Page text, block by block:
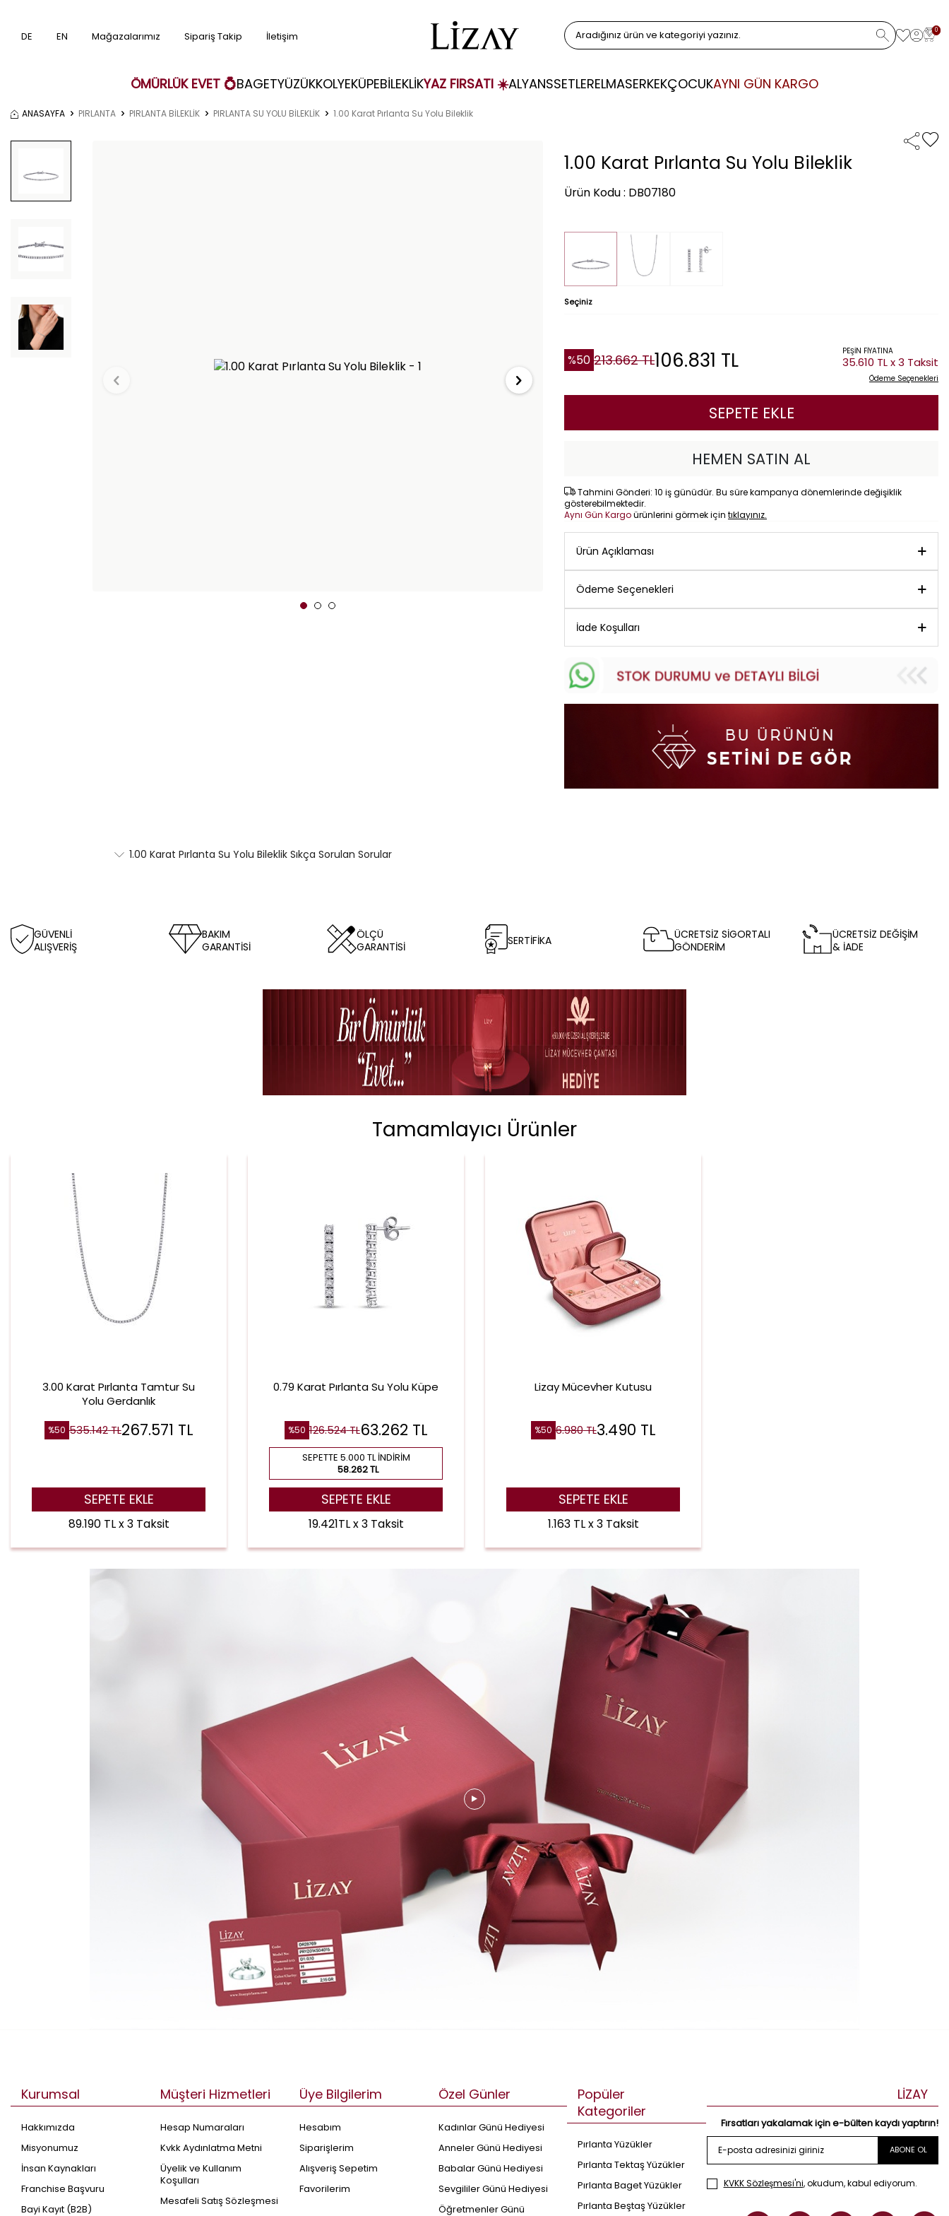
DE EN Mağazalarımız Sipariş Takip İletişim 0
ÖMÜRLÜK EVET 💍BAGETYÜZÜKKOLYEKÜPEBİLEKLİKYAZ FIRSATI ☀️ALYANSSETLERELMASERKEKÇOCUKAYNI GÜN KARGO
ANASAYFA PIRLANTA PIRLANTA BİLEKLİK PIRLANTA SU YOLU BİLEKLİK 1.00 Karat Pırlanta Su Yolu Bileklik
1.00 Karat Pırlanta Su Yolu Bileklik
Ürün Kodu : DB07180
Seçiniz
%50 213.662TL106.831 TL PEŞİN FİYATINA
35.610 TL x 3 Taksit
Ödeme Seçenekleri
SEPETE EKLE
HEMEN SATIN AL
Tahmini Gönderi: 10 iş günüdür. Bu süre kampanya dönemlerinde değişiklik
gösterebilmektedir.
Aynı Gün Kargoürünlerini görmek için tıklayınız.
Ürün Açıklaması
Ödeme Seçenekleri
İade Koşulları
1.00 Karat Pırlanta Su Yolu Bileklik Sıkça Sorulan Sorular
GÜVENLİ
ALIŞVERİŞ
BAKIM
GARANTİSİ
ÖLÇÜ
GARANTİSİ
SERTİFİKA
ÜCRETSİZ SİGORTALI
GÖNDERİM
ÜCRETSİZ DEĞİŞİM
& İADE
Tamamlayıcı Ürünler
3.00 Karat Pırlanta Tamtur Su
Yolu Gerdanlık
%50 535.142TL267.571 TL
SEPETE EKLE
89.190 TL x 3 Taksit
0.79 Karat Pırlanta Su Yolu Küpe
%50 126.524TL63.262 TL
SEPETTE 5.000 TL İNDIRIM
58.262 TL
SEPETE EKLE
19.421TL x 3 Taksit
Lizay Mücevher Kutusu
%50 6.980TL3.490 TL
SEPETE EKLE
1.163 TL x 3 Taksit
Kurumsal
Hakkımızda
Misyonumuz
İnsan Kaynakları
Franchise Başvuru
Bayi Kayıt (B2B)
Müşteri Hizmetleri
Hesap Numaraları
Kvkk Aydınlatma Metni
Üyelik ve Kullanım
Koşulları
Mesafeli Satış Sözleşmesi
Üye Bilgilerim
Hesabım
Siparişlerim
Alışveriş Sepetim
Favorilerim
Özel Günler
Kadınlar Günü Hediyesi
Anneler Günü Hediyesi
Babalar Günü Hediyesi
Sevgililer Günü Hediyesi
Öğretmenler Günü
Popüler
Kategoriler
Pırlanta Yüzükler
Pırlanta Tektaş Yüzükler
Pırlanta Baget Yüzükler
Pırlanta Beştaş Yüzükler
LİZAY
Fırsatları yakalamak için e-bülten kaydı yaptırın!
ABONE OL
KVKK Sözleşmesi'ni, okudum, kabul ediyorum.